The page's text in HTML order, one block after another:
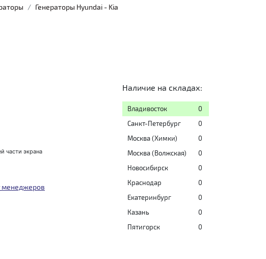
Генераторы Hyundai - Kia
части экрана
менеджеров
Наличие на складах:
Владивосток
0
Санкт-Петербург
0
Москва (Химки)
0
Москва (Волжская)
0
Новосибирск
0
Краснодар
0
Екатеринбург
0
Казань
0
Пятигорск
0